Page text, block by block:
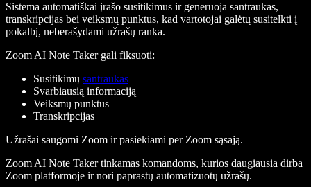
Sistema automatiškai įrašo susitikimus ir generuoja santraukas,
transkripcijas bei veiksmų punktus, kad vartotojai galėtų susitelkti į
pokalbį, neberašydami užrašų ranka.
Zoom AI Note Taker gali fiksuoti:
Susitikimų santraukas
Svarbiausią informaciją
Veiksmų punktus
Transkripcijas
Užrašai saugomi Zoom ir pasiekiami per Zoom sąsają.
Zoom AI Note Taker tinkamas komandoms, kurios daugiausia dirba
Zoom platformoje ir nori paprastų automatizuotų užrašų.